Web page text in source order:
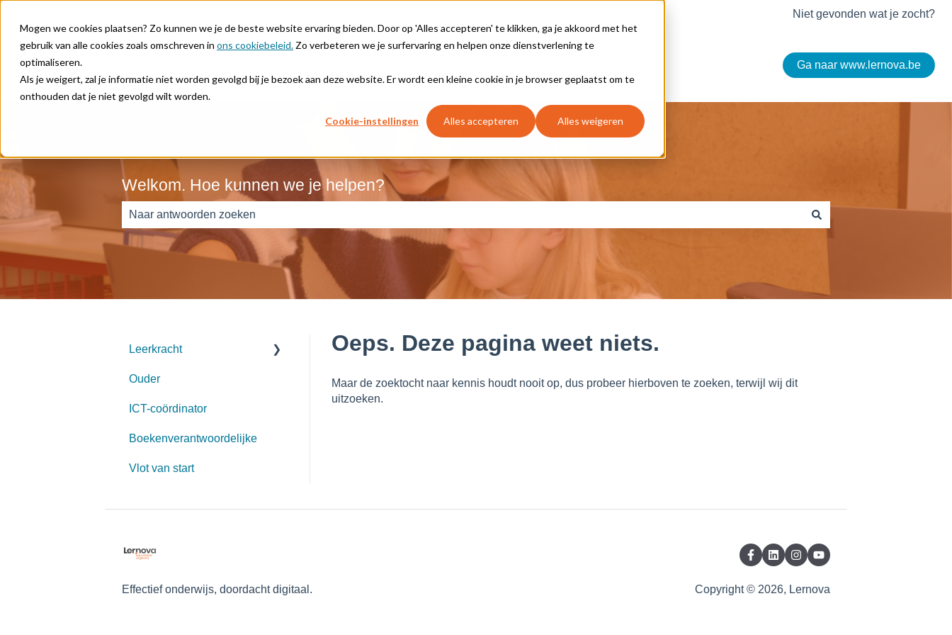
Mogen we cookies plaatsen? Zo kunnen we je de beste website ervaring bieden. Door op 'Alles accepteren' te klikken, ga je akkoord met het
gebruik van alle cookies zoals omschreven in ons cookiebeleid. Zo verbeteren we je surfervaring en helpen onze dienstverlening te
optimaliseren.
Als je weigert, zal je informatie niet worden gevolgd bij je bezoek aan deze website. Er wordt een kleine cookie in je browser geplaatst om te
onthouden dat je niet gevolgd wilt worden.
Cookie-instellingen Alles accepteren Alles weigeren
Niet gevonden wat je zocht?
Ga naar www.lernova.be
Welkom. Hoe kunnen we je helpen?
Er zijn geen suggesties want het zoekveld is leeg.
Oeps. Deze pagina weet niets.
Maar de zoektocht naar kennis houdt nooit op, dus probeer hierboven te zoeken, terwijl wij dit
uitzoeken.
Leerkracht
Start schooljaar
Aanmelden
Opbouw
Lesgeven met Lernova
Voorleessoftware
Archief
Ouder
ICT-coördinator
Boekenverantwoordelijke
Vlot van start
Effectief onderwijs, doordacht digitaal. Copyright © 2026, Lernova